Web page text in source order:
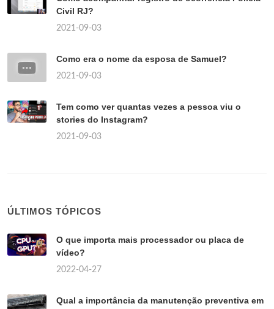
Civil RJ?
2021-09-03
Como era o nome da esposa de Samuel?
2021-09-03
Tem como ver quantas vezes a pessoa viu o
stories do Instagram?
2021-09-03
ÚLTIMOS TÓPICOS
O que importa mais processador ou placa de
vídeo?
2022-04-27
Qual a importância da manutenção preventiva em